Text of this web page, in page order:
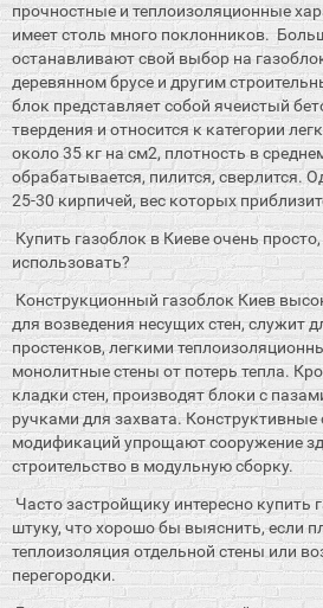
прочностные и теплоизоляционные
имеет столь много поклонников.
останавливают свой выбор на
деревянном брусе и другим
блок представляет собой ячеистый
твердения и относится к категории
около 35 кг на см2, плотность в
обрабатывается, пилится, сверлится.
25-30 кирпичей, вес которых
Купить газоблок в Киеве очень
использовать?
Конструкционный газоблок Киев
для возведения несущих стен, служит
простенков, легкими
монолитные стены от потерь тепла.
кладки стен, производят блоки с
ручками для захвата. Конструктивные
модификаций упрощают сооружение
строительство в модульную сборку.
Часто застройщику интересно купить
штуку, что хорошо бы выяснить, если
теплоизоляция отдельной стены или
перегородки.